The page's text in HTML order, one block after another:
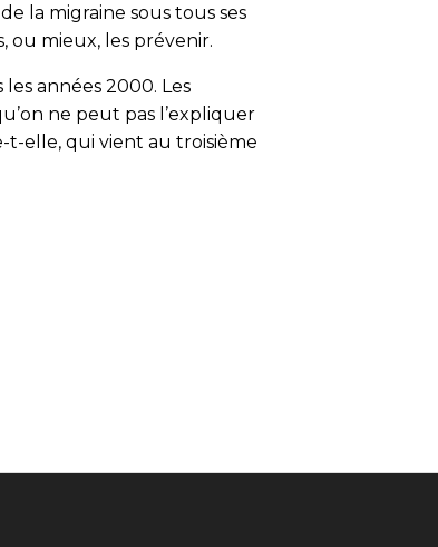
la migraine sous tous ses
ou mieux, les prévenir.
années 2000. Les
ne peut pas l’expliquer
t-elle, qui vient au troisième